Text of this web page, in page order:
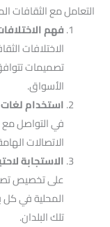
التعامل مع الثقافات
فهم
الاختلافات
تصميمات
الأسواق.
استخدام
في التواصل
الاتصالات
الاستجابة
على تخصيص
المحلية في كل
تلك البلدان.